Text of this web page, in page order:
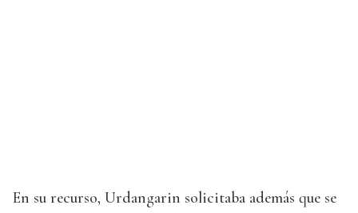
En su recurso, Urdangarin solicitaba además que se